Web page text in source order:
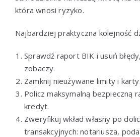
która wnosi ryzyko.
Najbardziej praktyczna kolejność
Sprawdź raport BIK i usuń
zobaczy.
Zamknij nieużywane limity i karty.
Policz maksymalną bezpieczną
kredyt.
Zweryfikuj wkład własny po
transakcyjnych: notariusza,